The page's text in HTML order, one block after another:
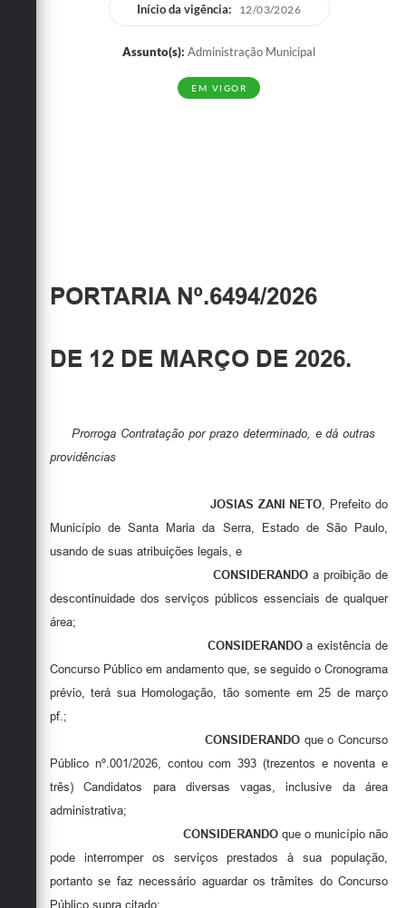
Início da vigência: 12/03/2026
Assunto(s): Administração Municipal
EM VIGOR
PORTARIA Nº.6494/2026
DE 12 DE MARÇO DE 2026.
Prorroga Contratação por prazo determinado, e dá outras
providências
JOSIAS ZANI NETO , Prefeito do
Município de Santa Maria da Serra, Estado de São Paulo,
usando de suas atribuições legais, e
CONSIDERANDO a proibição de
descontinuidade dos serviços públicos essenciais de qualquer
área;
CONSIDERANDOa existência de
Concurso Público em andamento que, se seguido o Cronograma
prévio, terá sua Homologação, tão somente em 25 de março
pf.;
CONSIDERANDOque o Concurso
Público nº.001/2026, contou com 393 (trezentos e noventa e
três) Candidatos para diversas vagas, inclusive da área
administrativa;
CONSIDERANDOque o município não
pode interromper os serviços prestados à sua população,
portanto se faz necessário aguardar os trâmites do Concurso
Público supra citado;